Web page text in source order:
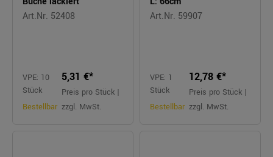
Art.Nr. 52408
VPE: 10
Stück
Bestellbar
5,31 €*
Preis pro Stück |
zzgl. MwSt.
Art.Nr. 59907
VPE: 1
Stück
Bestellbar
12,78 €*
Preis pro Stück |
zzgl. MwSt.